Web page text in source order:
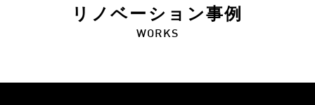
リノベーション事例
WORKS